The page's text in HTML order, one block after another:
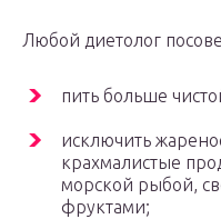
Любой диетолог
пить больше
исключить
крахмалистые
морской рыбой,
фруктами;